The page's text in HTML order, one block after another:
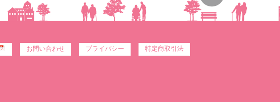
お問い合わせ プライバシー 特定商取引法